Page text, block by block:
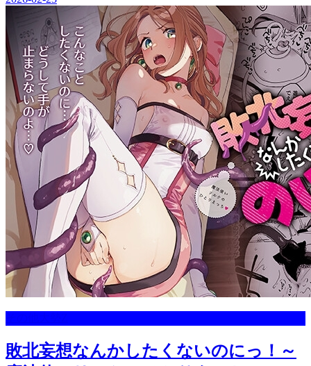
敗北妄想なんかしたくないのにっ！～